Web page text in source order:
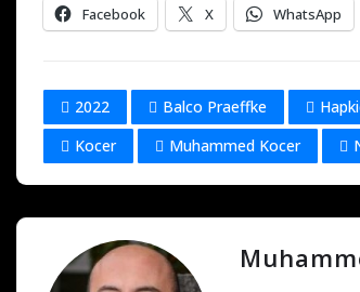
Facebook X WhatsApp
2022 Balco Praeffke
Kocer
Muhammed Kocer